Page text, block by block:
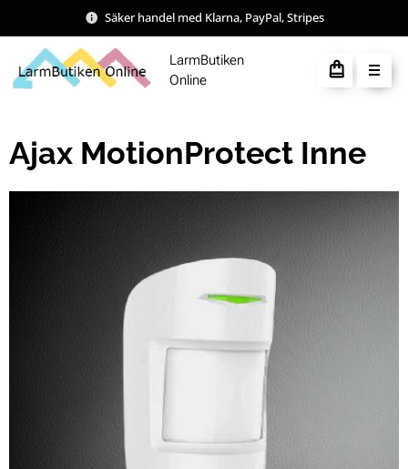
Säker handel med Klarna, PayPal, Stripes
LarmButiken
Online
Ajax MotionProtect Inne